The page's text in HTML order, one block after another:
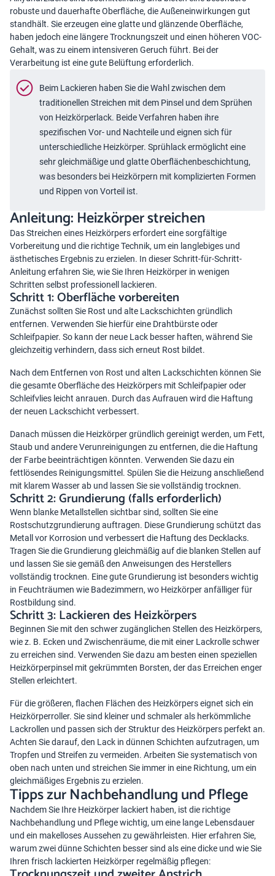
robuste und dauerhafte Oberfläche, die Außeneinwirkungen gut
standhält. Sie erzeugen eine glatte und glänzende Oberfläche,
haben jedoch eine längere Trocknungszeit und einen höheren VOC-
Gehalt, was zu einem intensiveren Geruch führt. Bei der
Verarbeitung ist eine gute Belüftung erforderlich.
Beim Lackieren haben Sie die Wahl zwischen dem
traditionellen Streichen mit dem Pinsel und dem Sprühen
von Heizkörperlack. Beide Verfahren haben ihre
spezifischen Vor- und Nachteile und eignen sich für
unterschiedliche Heizkörper. Sprühlack ermöglicht eine
sehr gleichmäßige und glatte Oberflächenbeschichtung,
was besonders bei Heizkörpern mit komplizierten Formen
und Rippen von Vorteil ist.
Anleitung: Heizkörper streichen
Das Streichen eines Heizkörpers erfordert eine sorgfältige
Vorbereitung und die richtige Technik, um ein langlebiges und
ästhetisches Ergebnis zu erzielen. In dieser Schritt-für-Schritt-
Anleitung erfahren Sie, wie Sie Ihren Heizkörper in wenigen
Schritten selbst professionell lackieren.
Schritt 1: Oberfläche vorbereiten
Zunächst sollten Sie Rost und alte Lackschichten gründlich
entfernen. Verwenden Sie hierfür eine Drahtbürste oder
Schleifpapier. So kann der neue Lack besser haften, während Sie
gleichzeitig verhindern, dass sich erneut Rost bildet.
Nach dem Entfernen von Rost und alten Lackschichten können Sie
die gesamte Oberfläche des Heizkörpers mit Schleifpapier oder
Schleifvlies leicht anrauen. Durch das Aufrauen wird die Haftung
der neuen Lackschicht verbessert.
Danach müssen die Heizkörper gründlich gereinigt werden, um Fett,
Staub und andere Verunreinigungen zu entfernen, die die Haftung
der Farbe beeinträchtigen könnten. Verwenden Sie dazu ein
fettlösendes Reinigungsmittel. Spülen Sie die Heizung anschließend
mit klarem Wasser ab und lassen Sie sie vollständig trocknen.
Schritt 2: Grundierung (falls erforderlich)
Wenn blanke Metallstellen sichtbar sind, sollten Sie eine
Rostschutzgrundierung auftragen. Diese Grundierung schützt das
Metall vor Korrosion und verbessert die Haftung des Decklacks.
Tragen Sie die Grundierung gleichmäßig auf die blanken Stellen auf
und lassen Sie sie gemäß den Anweisungen des Herstellers
vollständig trocknen. Eine gute Grundierung ist besonders wichtig
in Feuchträumen wie Badezimmern, wo Heizkörper anfälliger für
Rostbildung sind.
Schritt 3: Lackieren des Heizkörpers
Beginnen Sie mit den schwer zugänglichen Stellen des Heizkörpers,
wie z. B. Ecken und Zwischenräume, die mit einer Lackrolle schwer
zu erreichen sind. Verwenden Sie dazu am besten einen speziellen
Heizkörperpinsel mit gekrümmten Borsten, der das Erreichen enger
Stellen erleichtert.
Für die größeren, flachen Flächen des Heizkörpers eignet sich ein
Heizkörperroller. Sie sind kleiner und schmaler als herkömmliche
Lackrollen und passen sich der Struktur des Heizkörpers perfekt an.
Achten Sie darauf, den Lack in dünnen Schichten aufzutragen, um
Tropfen und Streifen zu vermeiden. Arbeiten Sie systematisch von
oben nach unten und streichen Sie immer in eine Richtung, um ein
gleichmäßiges Ergebnis zu erzielen.
Tipps zur Nachbehandlung und Pflege
Nachdem Sie Ihre Heizkörper lackiert haben, ist die richtige
Nachbehandlung und Pflege wichtig, um eine lange Lebensdauer
und ein makelloses Aussehen zu gewährleisten. Hier erfahren Sie,
warum zwei dünne Schichten besser sind als eine dicke und wie Sie
Ihren frisch lackierten Heizkörper regelmäßig pflegen: